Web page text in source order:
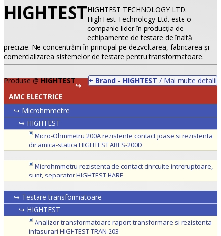
•
•
HIGHTESTHIGHTEST TECHNOLOGY LTD.
HighTest Technology Ltd. este o
companie lider în producţia de
echipamente de testare de înaltă
precizie. Ne concentrăm în principal pe dezvoltarea, fabricarea şi
comercializarea sistemelor de testare pentru transformatoare.
+ Brand - HIGHTEST / Mai multe detalii
Produse @HIGHTEST
↪
AMC ELECTRICE
↪ Microhmmetre
↪ HIGHTEST
Micro-Ohmmetru 200A rezistente contact joase si rezistenta
dinamica-statica HIGHTEST ARES-200D
Microhmmetru rezistenta de contact cinrcuite intreruptoare,
sunt, separator HIGHTEST HARE
↪ Testare transformatoare
↪ HIGHTEST
Analizor transformatoare raport transformare si rezistenta
infasurari HIGHTEST TRAN-203